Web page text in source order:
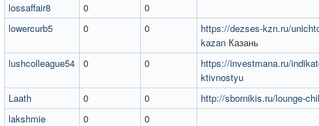
lossaffair8
0
0
lowercurb5
0 0
https://dezses-kzn.ru/
kazan Казань
lushcolleague54
0 0
https://investmana.ru/
ktivnostyu
Laath
0 0
http://sbornikis.ru/lounge-
lakshmie
0
0